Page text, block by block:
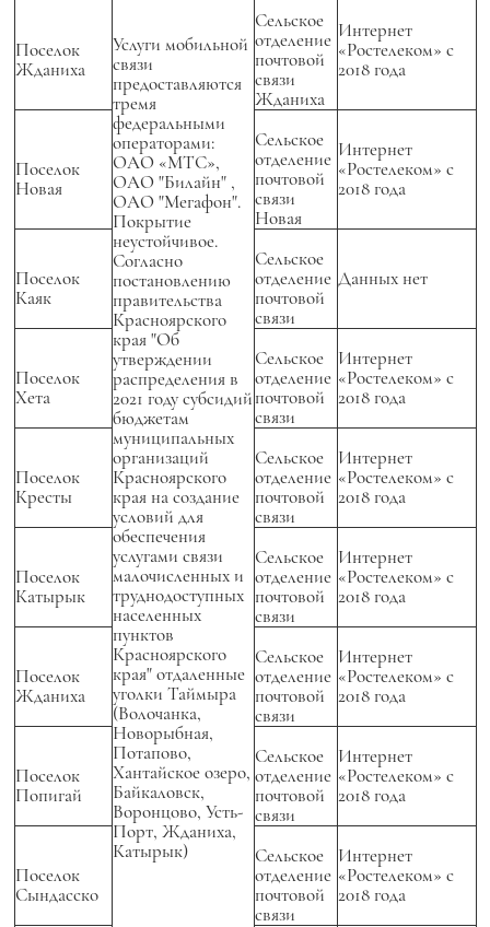
Услуги мобильной
связи
предоставляются
тремя
федеральными
операторами:
ОАО «МТС»,
ОАО "Билайн" ,
ОАО "Мегафон".
Покрытие
неустойчивое.
Согласно
постановлению
правительства
Красноярского
края "Об
утверждении
распределения в
2021 году субсидий
бюджетам
муниципальных
организаций
Красноярского
края на создание
условий для
обеспечения
услугами связи
малочисленных и
труднодоступных
населенных
пунктов
Красноярского
края" отдаленные
уголки Таймыра
(Волочанка,
Новорыбная,
Потапово,
Хантайское озеро,
Байкаловск,
Воронцово, Усть-
Порт, Жданиха,
Катырык)
Поселок
Жданиха
Сельское
отделение
почтовой
связи
Жданиха
Интернет
«Ростелеком» с
2018 года
Поселок
Новая
Сельское
отделение
почтовой
связи
Новая
Интернет
«Ростелеком» с
2018 года
Поселок
Каяк
Сельское
отделение
почтовой
связи
Данных нет
Поселок
Хета
Сельское
отделение
почтовой
связи
Интернет
«Ростелеком» с
2018 года
Поселок
Кресты
Сельское
отделение
почтовой
связи
Интернет
«Ростелеком» с
2018 года
Поселок
Катырык
Сельское
отделение
почтовой
связи
Интернет
«Ростелеком» с
2018 года
Поселок
Жданиха
Сельское
отделение
почтовой
связи
Интернет
«Ростелеком» с
2018 года
Поселок
Попигай
Сельское
отделение
почтовой
связи
Интернет
«Ростелеком» с
2018 года
Поселок
Сындасско
Сельское
отделение
почтовой
связи
Интернет
«Ростелеком» с
2018 года